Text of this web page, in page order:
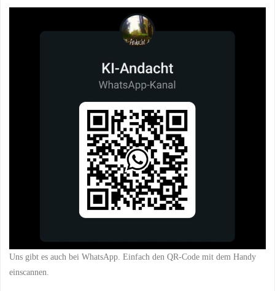
Uns gibt es auch bei WhatsApp. Einfach den QR-Code mit dem Handy
einscannen.